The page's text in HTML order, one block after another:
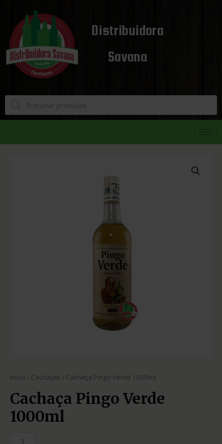
Distribuidora
Savana
Início / Cachaças / Cachaça Pingo Verde 1000ml
Cachaça Pingo Verde
1000ml